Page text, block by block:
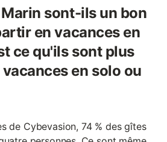
sont-ils un bon
en vacances en
ce qu'ils sont plus
en solo ou
de Cybevasion, 74 % des gîtes